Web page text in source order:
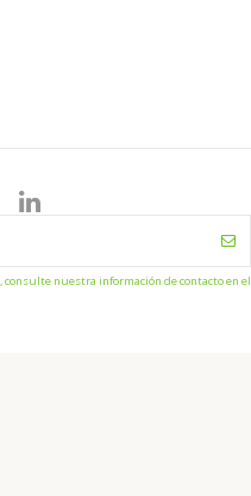
nuestra información de contacto en el